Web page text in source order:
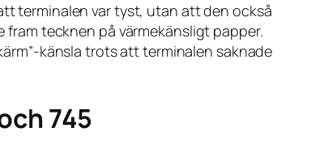
terminalen var tyst, utan att den också
tecknen på värmekänsligt papper.
känsla trots att terminalen saknade
745